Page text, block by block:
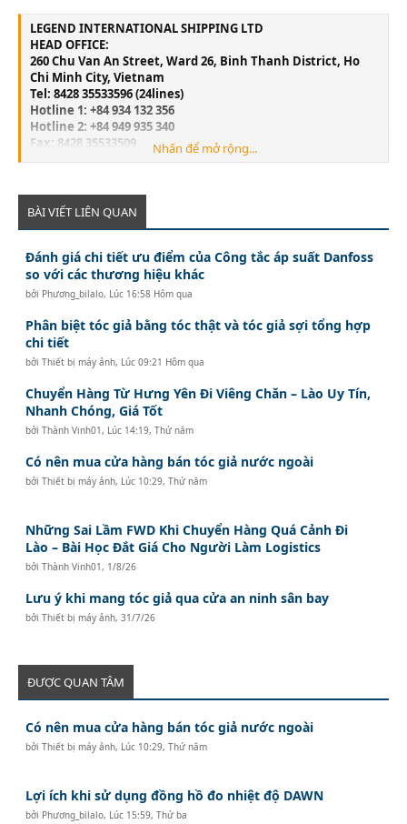
LEGEND INTERNATIONAL SHIPPING LTD
HEAD OFFICE:
260 Chu Van An Street, Ward 26, Binh Thanh District, Ho
Chi Minh City, Vietnam
Tel: 8428 35533596 (24lines)
Hotline 1: +84 934 132 356
Hotline 2: +84 949 935 340
Fax: 8428 35533509
No.3 Le Thanh Tong Street, May To Ward, Ngo Quyen
District, Hai Phong City, Vietnam
Email:Lghp@legend-shipping.com
Nhấn để mở rộng...
BÀI VIẾT LIÊN QUAN
Đánh giá chi tiết ưu điểm của Công tắc áp suất Danfoss
so với các thương hiệu khác
bởi Phương_bilalo, Lúc 16:58 Hôm qua
Phân biệt tóc giả bằng tóc thật và tóc giả sợi tổng hợp
chi tiết
bởiThiết bị máy ảnh, Lúc 09:21 Hôm qua
Chuyển Hàng Từ Hưng Yên Đi Viêng Chăn – Lào Uy Tín,
Nhanh Chóng, Giá Tốt
bởiThành Vinh01, Lúc 14:19, Thứ năm
Có nên mua cửa hàng bán tóc giả nước ngoài
bởiThiết bị máy ảnh, Lúc 10:29, Thứ năm
Những Sai Lầm FWD Khi Chuyển Hàng Quá Cảnh Đi
Lào – Bài Học Đắt Giá Cho Người Làm Logistics
bởiThành Vinh01, 1/8/26
Lưu ý khi mang tóc giả qua cửa an ninh sân bay
bởiThiết bị máy ảnh,31/7/26
ĐƯỢC QUAN TÂM
Có nên mua cửa hàng bán tóc giả nước ngoài
bởiThiết bị máy ảnh, Lúc 10:29, Thứ năm
Lợi ích khi sử dụng đồng hồ đo nhiệt độ DAWN
bởi Phương_bilalo, Lúc 15:59, Thứ ba